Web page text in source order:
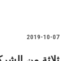
2019-10-07